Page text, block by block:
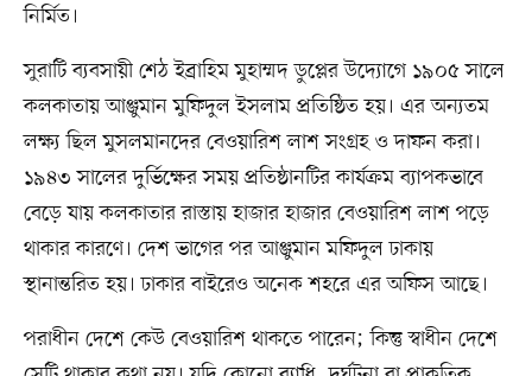
নির্মিত।
সুরাটি ব্যবসায়ী শেঠ ইব্রাহিম মুহাম্মদ ডুপ্লের উদ্যোগে ১৯০৫ সালে
কলকাতায় আঞ্জুমান মুফিদুল ইসলাম প্রতিষ্ঠিত হয়। এর অন্যতম
লক্ষ্য ছিল মুসলমানদের বেওয়ারিশ লাশ সংগ্রহ ও দাফন করা।
১৯৪৩ সালের দুর্ভিক্ষের সময় প্রতিষ্ঠানটির কার্যক্রম ব্যাপকভাবে
বেড়ে যায় কলকাতার রাস্তায় হাজার হাজার বেওয়ারিশ লাশ পড়ে
থাকার কারণে। দেশ ভাগের পর আঞ্জুমান মফিদুল ঢাকায়
স্থানান্তরিত হয়। ঢাকার বাইরেও অনেক শহরে এর অফিস আছে।
পরাধীন দেশে কেউ বেওয়ারিশ থাকতে পারেন; কিন্তু স্বাধীন দেশে